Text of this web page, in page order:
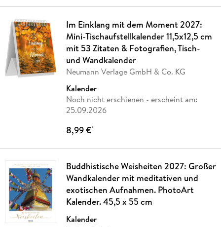
Im Einklang mit dem Moment 2027:
Mini-Tischaufstellkalender 11,5x12,5 cm
mit 53 Zitaten & Fotografien, Tisch-
und Wandkalender
Neumann Verlage GmbH & Co. KG
Kalender
Noch nicht erschienen - erscheint am:
25.09.2026
8,99 €*
Buddhistische Weisheiten 2027: Großer
Wandkalender mit meditativen und
exotischen Aufnahmen. PhotoArt
Kalender. 45,5 x 55 cm
Kalender